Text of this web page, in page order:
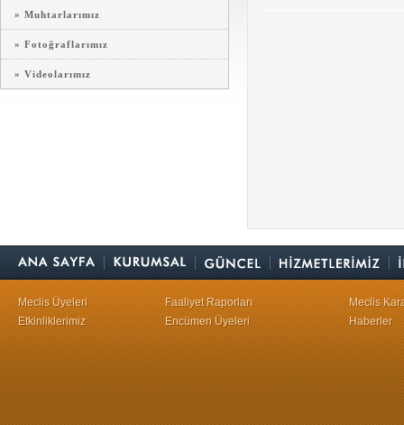
» Muhtarlarımız
» Fotoğraflarımız
» Videolarımız
Meclis Üyeleri Faaliyet Raporları
Meclis
Etkinliklerimiz
Encümen Üyeleri Haberler